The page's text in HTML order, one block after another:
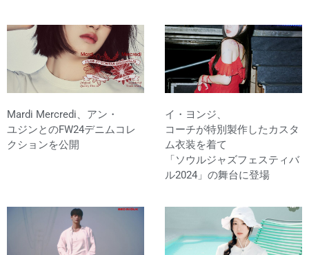
Mardi Mercredi、アン・
ユジンとのFW24デニムコレ
クションを公開
イ・ヨンジ、
コーチが特別製作したカスタ
ム衣装を着て
「ソウルジャズフェスティバ
ル2024」の舞台に登場